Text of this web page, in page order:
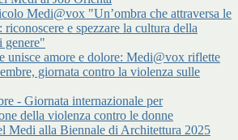
Medi@vox "Un’ombra che attraversa le
riconoscere e spezzare la cultura della
genere"
unisce amore e dolore: Medi@vox riflette
giornata contro la violenza sulle
- Giornata internazionale per
della violenza contro le donne
Medi alla Biennale di Architettura 2025